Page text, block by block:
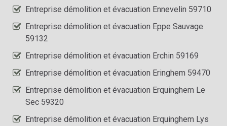
Entreprise démolition et évacuation Ennevelin 59710
Entreprise démolition et évacuation Eppe Sauvage
59132
Entreprise démolition et évacuation Erchin 59169
Entreprise démolition et évacuation Eringhem 59470
Entreprise démolition et évacuation Erquinghem Le
Sec 59320
Entreprise démolition et évacuation Erquinghem Lys